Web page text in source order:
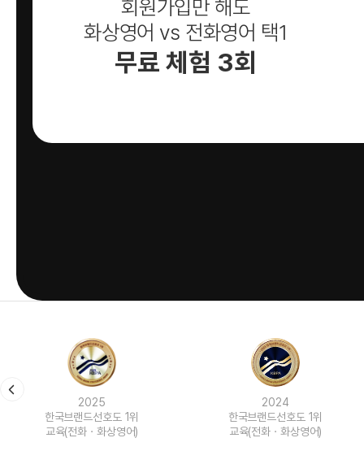
회원가입만 해도
화상영어 vs 전화영어 택1
무료 체험 3회
2024
한국브랜드선호도 1위
교육(전화ㆍ화상영어)
2023
한국브랜드선호도 1위
교육(전화ㆍ화상영어)